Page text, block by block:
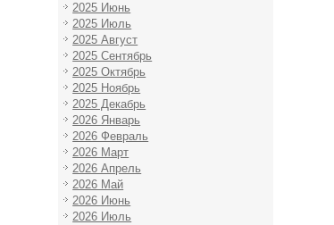
2025 Июнь
2025 Июль
2025 Август
2025 Сентябрь
2025 Октябрь
2025 Ноябрь
2025 Декабрь
2026 Январь
2026 Февраль
2026 Март
2026 Апрель
2026 Май
2026 Июнь
2026 Июль